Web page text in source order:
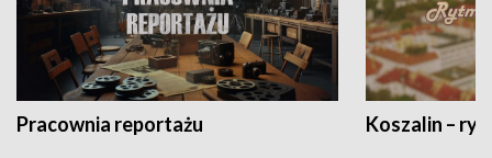
Pracownia reportażu Koszalin –